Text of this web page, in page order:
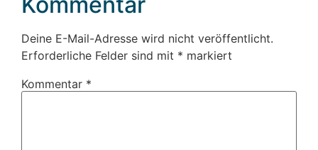
Deine E-Mail-Adresse wird nicht veröffentlicht.
Erforderliche Felder sind mit * markiert
Kommentar *